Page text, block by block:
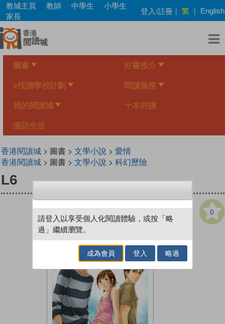
Skip
main
content
教城主頁 教師 中學生
小學生
家長
登入/註冊 | 繁 | English
圖書 好書推介
e悅讀學校計劃 閱讀服務
我的閱讀城 十本好讀
漫話生活
香港閱讀城> 圖書 > 文學小說 > 愛情
香港閱讀城> 圖書 > 文學小說 > 科幻歷險
L6
0
請登入以享受個人化閱讀體驗，或按「略
過」繼續瀏覽。
成為會員 登入 略過